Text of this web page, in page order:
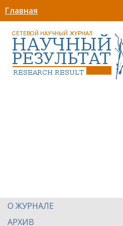
Главная
О ЖУРНАЛЕ
АРХИВ